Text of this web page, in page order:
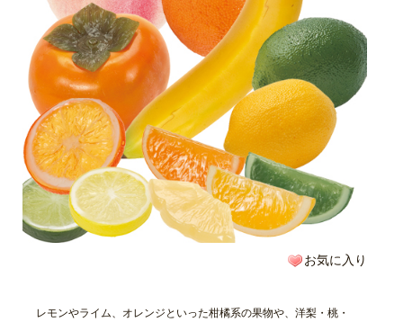
お気に入り
レモンやライム、オレンジといった柑橘系の果物や、洋梨・桃・